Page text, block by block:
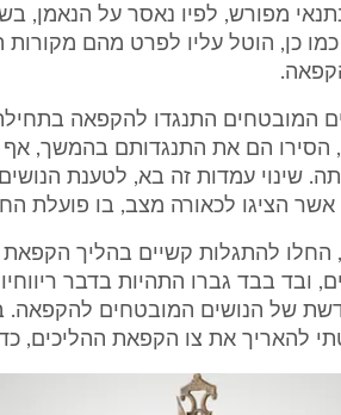
מפורש, לפיו נאסר על הנאמן,
כן, הוטל עליו לפרט מהם מקורות
המובטחים התנגדו להקפאה
הסירו הם את התנגדותם בהמשך, אף
שינוי עמדות זה בא, לטענת
הציגו לכאורה מצב, בו פועלת
בראשית שנת 2003, החלו להתגלות קשיים בהליך
ובד בבד גברו התהיות בדבר
להאריך את צו הקפאת ההליכים,